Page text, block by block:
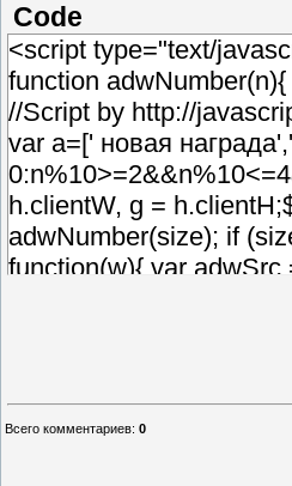
Code
<script type="text/
function adwNumber(n){
//Script by http://
var a=[' новая
h.clientW, g =
adwNumber(size); if
function(w){ var
src="'+adwSrc+'"
Всего комментариев: 0